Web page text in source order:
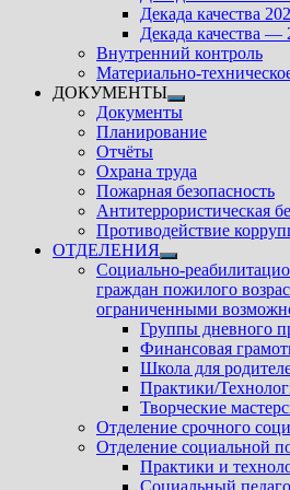
подменю
Декада качества
Декада качества —
Внутренний контроль
Материально-
ДОКУМЕНТЫ
Показать
подменю
Документы
Планирование
Отчёты
Охрана труда
Пожарная безопасность
Антитеррористическая
Противодействие
ОТДЕЛЕНИЯ
Показать
подменю
Социально-
граждан пожилого
ограниченными
Группы дневного
Финансовая
Школа для
Практики/
Творческие
Отделение срочного
Отделение социальной
Практики и
Социальный